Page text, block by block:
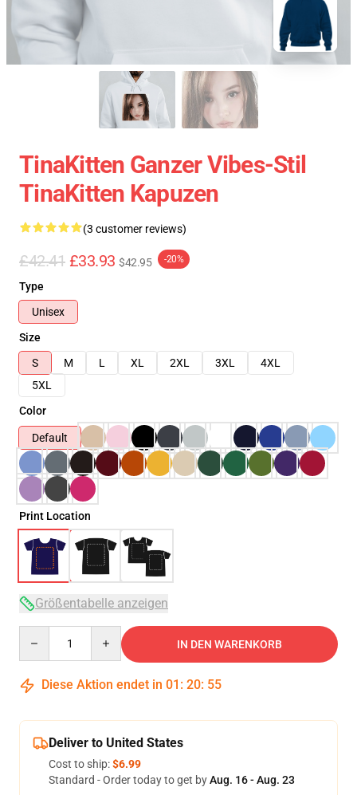
TinaKitten Ganzer Vibes-Stil
TinaKitten Kapuzen
(3 customer reviews)
£42.41 £33.93 $42.95 -20%
Type
Unisex
Size
S
M L XL 2XL 3XL
4XL
5XL
Color
Default
Print Location
Größentabelle anzeigen
IN DEN WARENKORB
Diese Aktion endet in 01 : 20: 54
Deliver to United States
Cost to ship:$6.99
Standard - Order today to get byAug. 16 - Aug. 23